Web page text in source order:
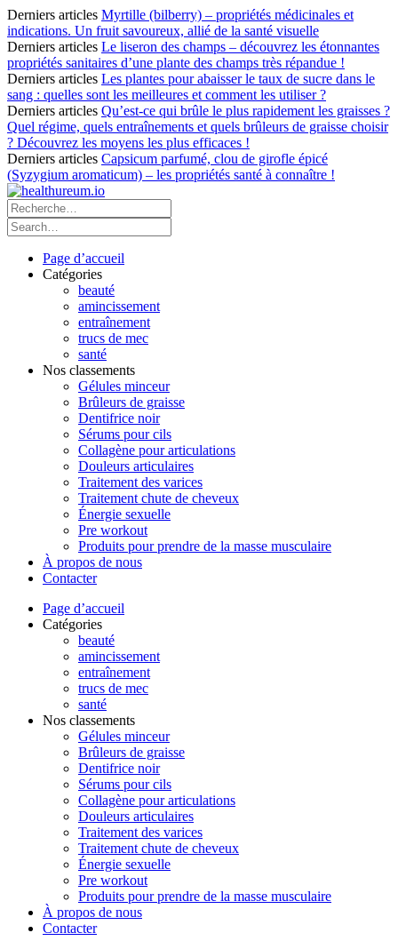
Derniers articles Myrtille (bilberry) – propriétés médicinales et
indications. Un fruit savoureux, allié de la santé visuelle
Derniers articles Le liseron des champs – découvrez les étonnantes
propriétés sanitaires d’une plante des champs très répandue !
Derniers articles Les plantes pour abaisser le taux de sucre dans le
sang : quelles sont les meilleures et comment les utiliser ?
Derniers articles Qu’est-ce qui brûle le plus rapidement les graisses ?
Quel régime, quels entraînements et quels brûleurs de graisse choisir
? Découvrez les moyens les plus efficaces !
Derniers articles Capsicum parfumé, clou de girofle épicé
(Syzygium aromaticum) – les propriétés santé à connaître !
Page d’accueil
Catégories
beauté
amincissement
entraînement
trucs de mec
santé
Nos classements
Gélules minceur
Brûleurs de graisse
Dentifrice noir
Sérums pour cils
Collagène pour articulations
Douleurs articulaires
Traitement des varices
Traitement chute de cheveux
Énergie sexuelle
Pre workout
Produits pour prendre de la masse musculaire
À propos de nous
Contacter
Page d’accueil
Catégories
beauté
amincissement
entraînement
trucs de mec
santé
Nos classements
Gélules minceur
Brûleurs de graisse
Dentifrice noir
Sérums pour cils
Collagène pour articulations
Douleurs articulaires
Traitement des varices
Traitement chute de cheveux
Énergie sexuelle
Pre workout
Produits pour prendre de la masse musculaire
À propos de nous
Contacter